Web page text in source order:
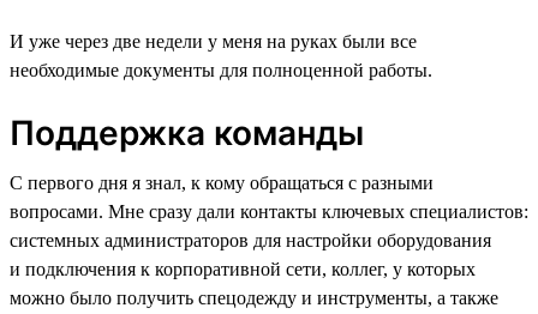
И уже через две недели у меня на руках были все
необходимые документы для полноценной работы.
Поддержка команды
С первого дня я знал, к кому обращаться с разными
вопросами. Мне сразу дали контакты ключевых специалистов:
системных администраторов для настройки оборудования
и подключения к корпоративной сети, коллег, у которых
можно было получить спецодежду и инструменты, а также